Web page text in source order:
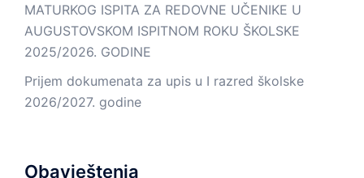
MATURKOG ISPITA ZA REDOVNE UČENIKE U
AUGUSTOVSKOM ISPITNOM ROKU ŠKOLSKE
2025/2026. GODINE
Prijem dokumenata za upis u I razred školske
2026/2027. godine
Obavještenja